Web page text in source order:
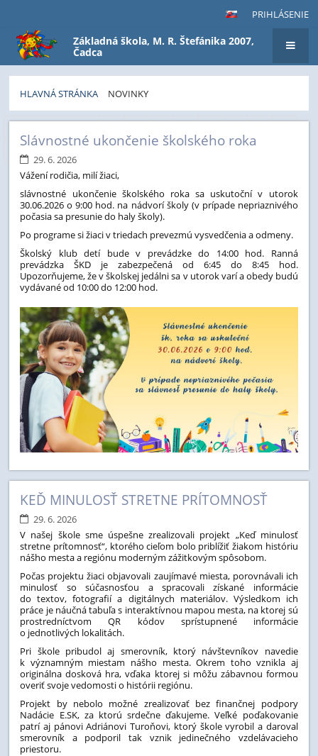
PRIHLÁSENIE
Základná škola, M. R. Štefánika 2007,
Čadca
HLAVNÁ STRÁNKA NOVINKY
Novinky
Slávnostné ukončenie školského roka
29. 6. 2026
Vážení rodičia, milí žiaci,
slávnostné ukončenie školského roka sa uskutoční v utorok
30.06.2026 o 9:00 hod. na nádvorí školy (v prípade nepriaznivého
počasia sa presunie do haly školy).
Po programe si žiaci v triedach prevezmú vysvedčenia a odmeny.
Školský klub detí bude v prevádzke do 14:00 hod. Ranná
prevádzka ŠKD je zabezpečená od 6:45 do 8:45 hod.
Upozorňujeme, že v školskej jedálni sa v utorok varí a obedy budú
vydávané od 10:00 do 12:00 hod.
KEĎ MINULOSŤ STRETNE PRÍTOMNOSŤ
29. 6. 2026
V našej škole sme úspešne zrealizovali projekt „Keď minulosť
stretne prítomnosť“, ktorého cieľom bolo priblížiť žiakom históriu
nášho mesta a regiónu moderným zážitkovým spôsobom.
Počas projektu žiaci objavovali zaujímavé miesta, porovnávali ich
minulosť so súčasnosťou a spracovali získané informácie
do textov, fotografií a digitálnych materiálov. Výsledkom ich
práce je náučná tabuľa s interaktívnou mapou mesta, na ktorej sú
prostredníctvom QR kódov sprístupnené informácie
o jednotlivých lokalitách.
Pri škole pribudol aj smerovník, ktorý návštevníkov navedie
k významným miestam nášho mesta. Okrem toho vznikla aj
originálna dosková hra, vďaka ktorej si môžu zábavnou formou
overiť svoje vedomosti o histórii regiónu.
Projekt by nebolo možné zrealizovať bez finančnej podpory
Nadácie E.SK, za ktorú srdečne ďakujeme. Veľké poďakovanie
patrí aj pánovi Adriánovi Turoňovi, ktorý škole vyrobil a daroval
smerovník a podporil tak vznik jedinečného vzdelávacieho
priestoru.